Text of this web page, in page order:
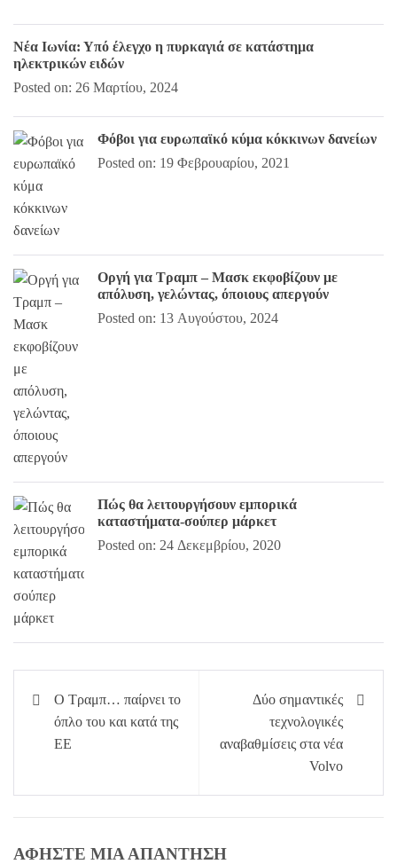
Νέα Ιωνία: Υπό έλεγχο η πυρκαγιά σε κατάστημα
ηλεκτρικών ειδών
Posted on: 26 Μαρτίου, 2024
Φόβοι για ευρωπαϊκό κύμα κόκκινων δανείων
Posted on: 19 Φεβρουαρίου, 2021
Οργή για Τραμπ – Μασκ εκφοβίζουν με
απόλυση, γελώντας, όποιους απεργούν
Posted on: 13 Αυγούστου, 2024
Πώς θα λειτουργήσουν εμπορικά
καταστήματα-σούπερ μάρκετ
Posted on: 24 Δεκεμβρίου, 2020
Πλοήγηση
άρθρων
Ο Τραμπ… παίρνει το
όπλο του και κατά της
ΕΕ
Δύο σημαντικές
τεχνολογικές
αναβαθμίσεις στα νέα
Volvo
ΑΦΉΣΤΕ ΜΙΑ ΑΠΆΝΤΗΣΗ